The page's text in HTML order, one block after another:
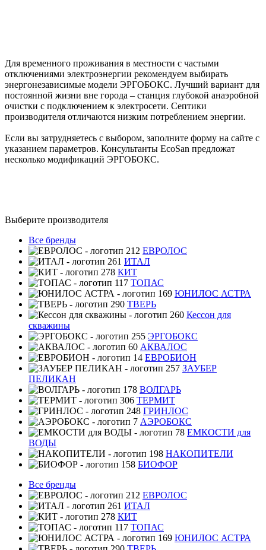
Для временного проживания в местности с частыми
отключениями электроэнергии рекомендуем выбирать
энергонезависимые модели ЭРГОБОКС. Лучший вариант для
постоянной жизни вне города – станция глубокой анаэробной
очистки с подключением к электросети. Септики
производителя отличаются низким потреблением энергии.
Если вы затрудняетесь с выбором, заполните форму на сайте с
указанием параметров. Консультанты EcoSan предложат
несколько модификаций ЭРГОБОКС.
Выберите производителя
Все бренды
ЕВРОЛОС
ИТАЛ
КИТ
ТОПАС
ЮНИЛОС АСТРА
ТВЕРЬ
Кессон для
скважины
ЭРГОБОКС
АКВАЛОС
ЕВРОБИОН
ЗАУБЕР
ПЕЛИКАН
ВОЛГАРЬ
ТЕРМИТ
ГРИНЛОС
АЭРОБОКС
ЕМКОСТИ для
ВОДЫ
НАКОПИТЕЛИ
БИОФОР
Все бренды
ЕВРОЛОС
ИТАЛ
КИТ
ТОПАС
ЮНИЛОС АСТРА